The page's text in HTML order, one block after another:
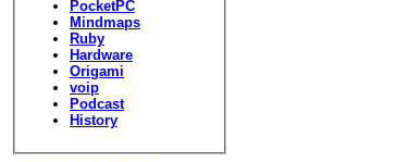
PocketPC
Mindmaps
Ruby
Hardware
Origami
voip
Podcast
History